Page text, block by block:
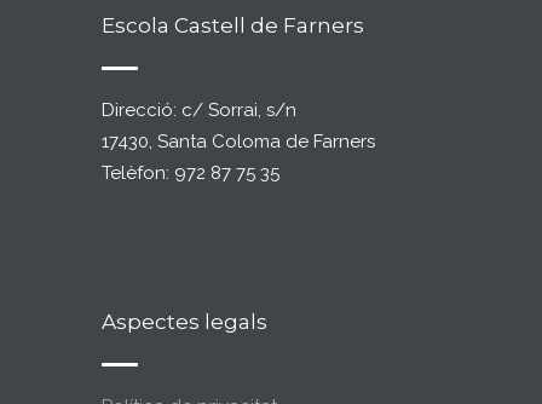
Escola Castell de Farners
Direcció: c/ Sorrai, s/n
17430, Santa Coloma de Farners
Telèfon: 972 87 75 35
Aspectes legals